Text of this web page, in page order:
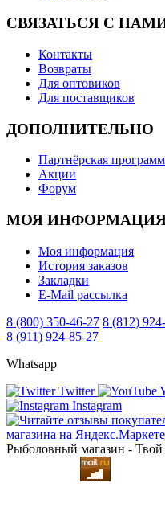
СВЯЗАТЬСЯ С
Контакты
Возвраты
Для оптовиков
Для поставщиков
ДОПОЛНИТЕЛЬНО
Партнёрская
Акции
Форум
МОЯ
Моя информация
История заказов
Закладки
E-Mail рассылка
8 (800) 350-46-27 8 (812)
8 (911) 924-85-27
Whatsapp
Twitter
Instagram
Рыболовный магазин -